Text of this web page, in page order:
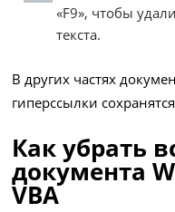
«F9», чтобы
текста.
В других частях
гиперссылки
Как убрать
документа
VBA